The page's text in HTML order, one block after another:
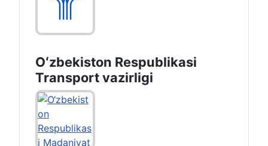
Oʻzbekiston Respublikasi
Transport vazirligi